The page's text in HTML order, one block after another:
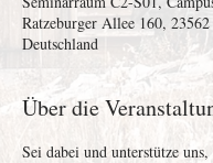
Ratzeburger Allee 160,
Deutschland
Über die
Sei dabei und unterstütze